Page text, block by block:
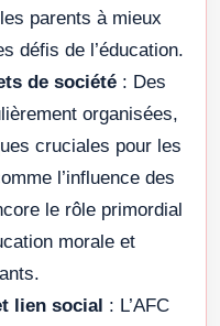
parents à mieux
défis de l’éducation.
de société : Des
organisées,
cruciales pour les
l’influence des
le rôle primordial
morale et
lien social : L’AFC